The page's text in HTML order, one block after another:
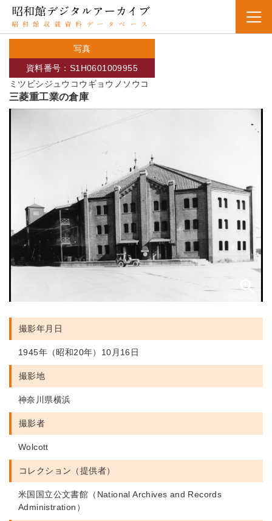
写真
ミツビシジュウコウギョウノソウコ
資料番号：S1H0601009955
三菱重工業の倉庫
撮影年月日
1945年（昭和20年）10月16日
撮影地
神奈川県横浜
撮影者
Wolcott
コレクション（提供者）
米国国立公文書館（National Archives and Records
Administration）